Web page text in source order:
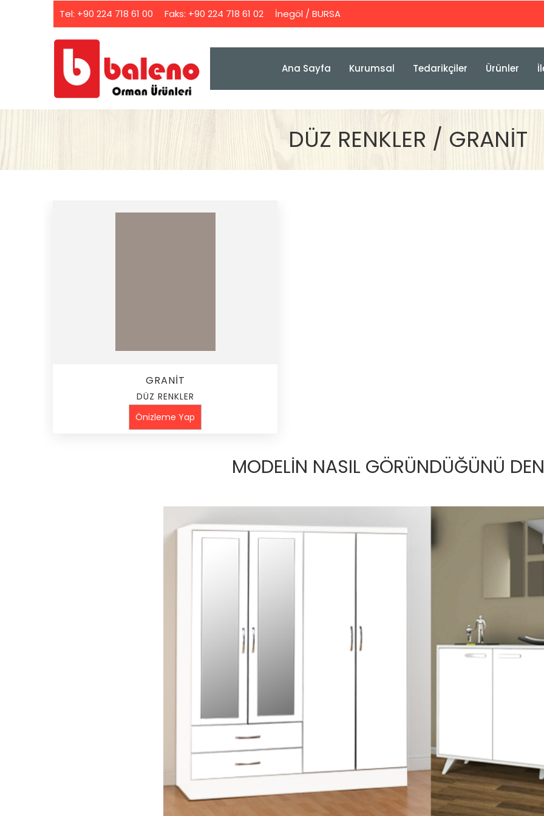
Tel: +90 224 718 61 00 Faks: +90 224 718 61 02 İnegöl / BURSA
Ana Sayfa Kurumsal Tedarikçiler Ürünler
DÜZ RENKLER / GRANİT
GRANİT
DÜZ RENKLER
Önizleme Yap
MODELİN NASIL GÖRÜNDÜĞÜNÜ